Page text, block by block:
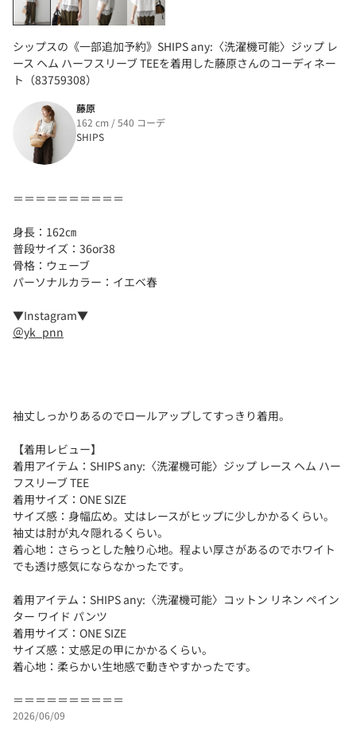
シップスの《一部追加予約》SHIPS any:〈洗濯機可能〉ジップ レ
ース ヘム ハーフスリーブ TEEを着用した藤原さんのコーディネー
ト（83759308）
藤原
162 cm / 540 コーデ
SHIPS
＝＝＝＝＝＝＝＝＝＝
身長：162㎝
普段サイズ：36or38
骨格：ウェーブ
パーソナルカラー：イエベ春
▼Instagram▼
＠yk_pnn
袖丈しっかりあるのでロールアップしてすっきり着用。
【着用レビュー】
着用アイテム：SHIPS any:〈洗濯機可能〉ジップ レース ヘム ハー
フスリーブ TEE
着用サイズ：ONE SIZE
サイズ感：身幅広め。丈はレースがヒップに少しかかるくらい。
袖丈は肘が丸々隠れるくらい。
着心地：さらっとした触り心地。程よい厚さがあるのでホワイト
でも透け感気にならなかったです。
着用アイテム：SHIPS any:〈洗濯機可能〉コットン リネン ペイン
ター ワイド パンツ
着用サイズ：ONE SIZE
サイズ感：丈感足の甲にかかるくらい。
着心地：柔らかい生地感で動きやすかったです。
＝＝＝＝＝＝＝＝＝＝
2026/06/09